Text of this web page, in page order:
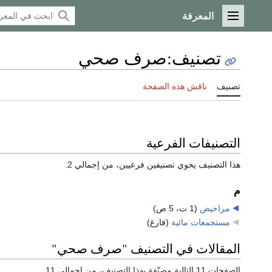
القائمة الرئيسية
المعرفة
تصنيف:صرف صحي
تصنيف ناقش هذه الصفحة
التصنيفات الفرعية
هذا التصنيف يحوي تصنيفين فرعيين، من إجمالي 2.
م
مراحيض (1 ت، 5 ص)
مستجمعات مائية (فارغ)
المقالات في التصنيف "صرف صحي"